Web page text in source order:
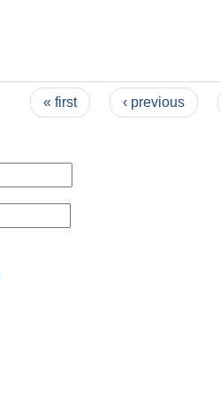
« first ‹ previous